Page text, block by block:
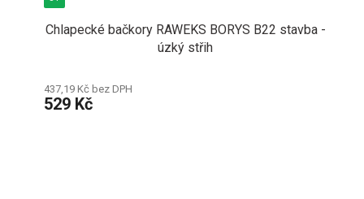
Chlapecké bačkory RAWEKS BORYS B22 stavba -
úzký střih
437,19 Kč bez DPH
529 Kč